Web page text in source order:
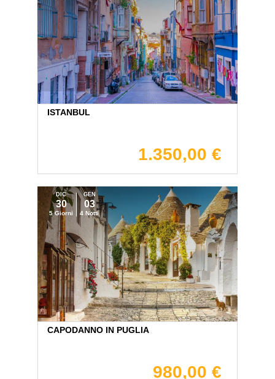
ISTANBUL
1.350,00 €
DIC
30
5 Giorni
GEN
03
4 Notti
CAPODANNO IN PUGLIA
980,00 €